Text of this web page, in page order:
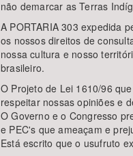
não demarcar as Terras
A PORTARIA 303 expedida
os nossos direitos de
nossa cultura e nosso
brasileiro.
O Projeto de Lei 1610/96
respeitar nossas opiniões e
O Governo e o Congresso
e PEC's que ameaçam e
Está escrito que o usufruto